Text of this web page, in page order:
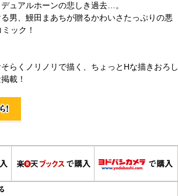
ュアルホーンの悲しき過去…。
男、鰻田まあちが贈るかわいさたっぷりの悪
ック！
らくノリノリで描く、ちょっとHな描きおろし
載！